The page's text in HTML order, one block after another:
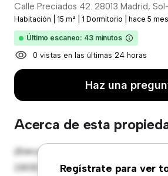
Calle Preciados 42. 28013 Madrid,
Habitación 15 m² 1 Dormitorio hace 5
Último escaneo: 43 minutos
0 vistas en las últimas 24 horas
Haz una
Acerca de esta
Regístrate para ver
¡Bienvenido a tu nueva estancia en
28013 Madrid, Sol-Gran Vía! Esta